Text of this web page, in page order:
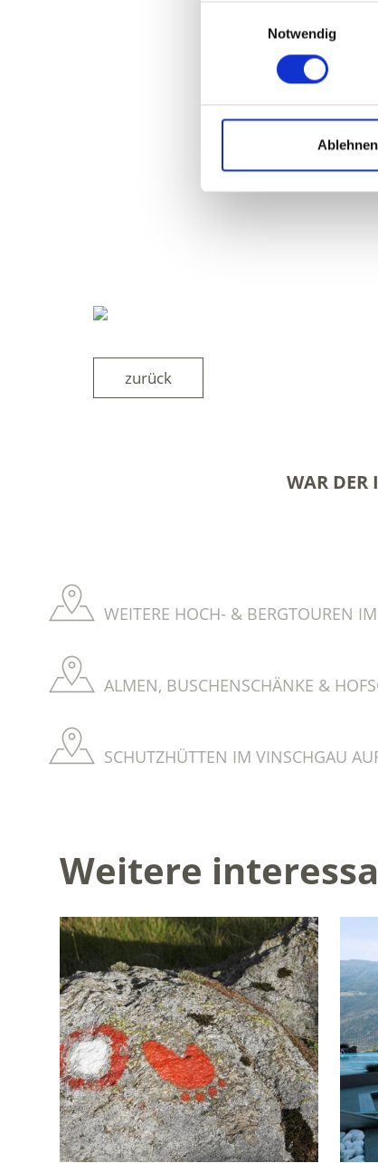
Notwendig
Ablehnen
zurück
WAR DER
WEITERE HOCH- & BERGTOUREN
ALMEN, BUSCHENSCHÄNKE &
SCHUTZHÜTTEN IM VINSCHGAU
Weitere